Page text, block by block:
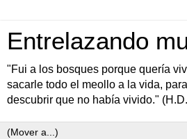
Entrelazando
"Fui a los bosques porque quería
sacarle todo el meollo a la vida,
descubrir que no había vivido."